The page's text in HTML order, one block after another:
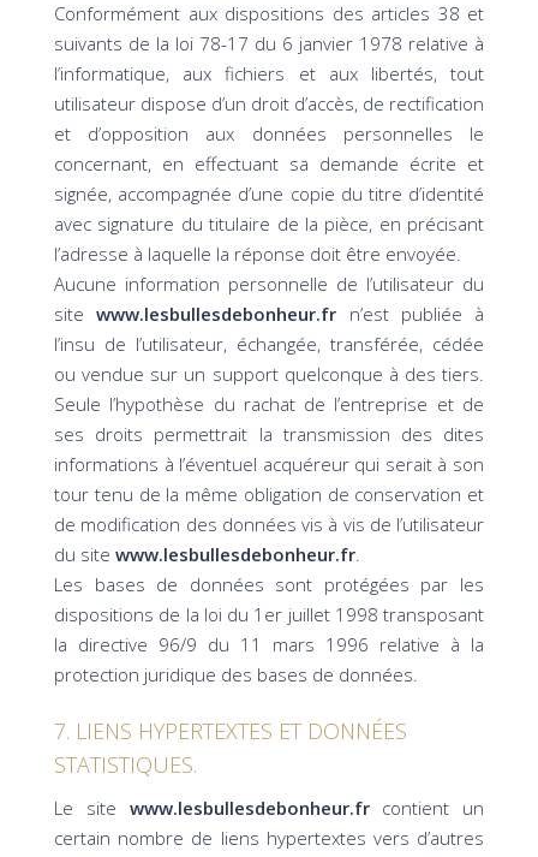
Conformément aux dispositions des articles 38 et
suivants de la loi 78-17 du 6 janvier 1978 relative à
l’informatique, aux fichiers et aux libertés, tout
utilisateur dispose d’un droit d’accès, de rectification
et d’opposition aux données personnelles le
concernant, en effectuant sa demande écrite et
signée, accompagnée d’une copie du titre d’identité
avec signature du titulaire de la pièce, en précisant
l’adresse à laquelle la réponse doit être envoyée.
Aucune information personnelle de l’utilisateur du
sitewww.lesbullesdebonheur.fr n’est publiée à
l’insu de l’utilisateur, échangée, transférée, cédée
ou vendue sur un support quelconque à des tiers.
Seule l’hypothèse du rachat de l’entreprise et de
ses droits permettrait la transmission des dites
informations à l’éventuel acquéreur qui serait à son
tour tenu de la même obligation de conservation et
de modification des données vis à vis de l’utilisateur
du site www.lesbullesdebonheur.fr.
Les bases de données sont protégées par les
dispositions de la loi du 1er juillet 1998 transposant
la directive 96/9 du 11 mars 1996 relative à la
protection juridique des bases de données.
7. LIENS HYPERTEXTES ET DONNÉES
STATISTIQUES.
Le site www.lesbullesdebonheur.frcontient un
certain nombre de liens hypertextes vers d’autres